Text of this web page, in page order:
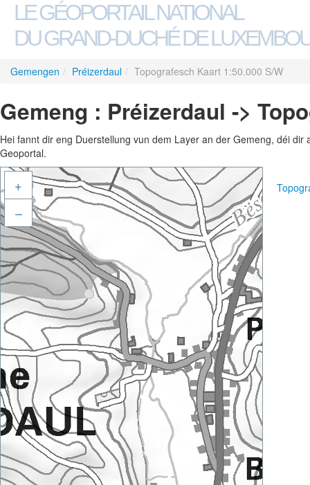
LE GÉOPORTAIL NATIONAL
DU GRAND-DUCHÉ DE
Gemengen / Préizerdaul / Topografesch Kaart 1:50.000 S/W
Gemeng : Préizerdaul ->
Hei fannt dir eng Duerstellung vun dem Layer an der Gemeng, déi
Geoportal.
+
–